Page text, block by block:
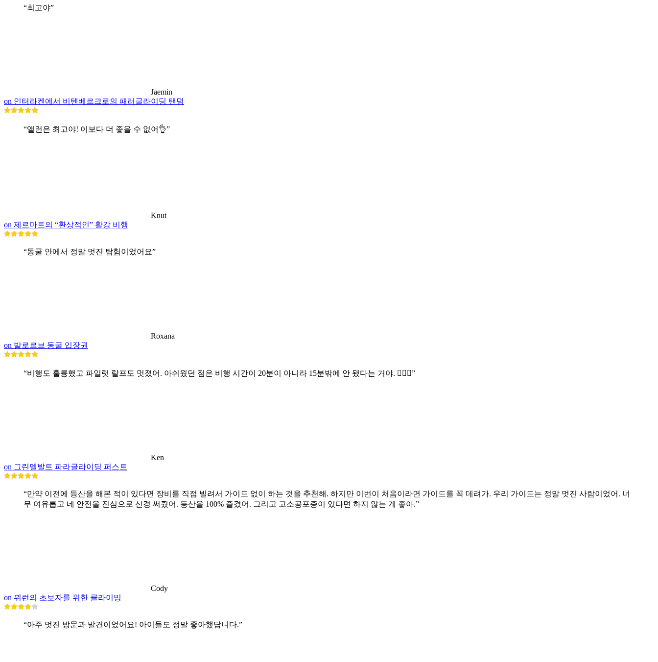
“최고야”
Jaemin
on 인터라켄에서 비텐베르크로의 패러글라이딩 탠덤
“앨런은 최고야! 이보다 더 좋을 수 없어👌”
Knut
on 제르마트의 “환상적인” 활강 비행
“동굴 안에서 정말 멋진 탐험이었어요”
Roxana
on 발로르브 동굴 입장권
“비행도 훌륭했고 파일럿 랄프도 멋졌어. 아쉬웠던 점은 비행 시간이 20분이 아니라 15분밖에 안 됐다는 거야. 🤷🏼‍♂️”
Ken
on 그린델발트 파라글라이딩 퍼스트
“만약 이전에 등산을 해본 적이 있다면 장비를 직접 빌려서 가이드 없이 하는 것을 추천해. 하지만 이번이 처음이라면 가이드를 꼭 데려가. 우리 가이드는 정말 멋진 사람이었어. 너
무 여유롭고 네 안전을 진심으로 신경 써줬어. 등산을 100% 즐겼어. 그리고 고소공포증이 있다면 하지 않는 게 좋아.”
Cody
on 뮈런의 초보자를 위한 클라이밍
“아주 멋진 방문과 발견이었어요! 아이들도 정말 좋아했답니다.”